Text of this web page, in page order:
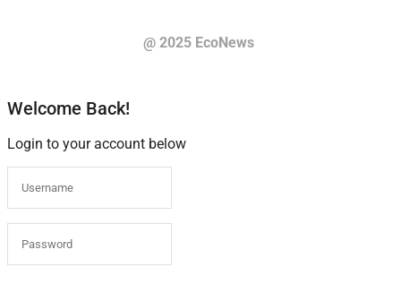
@ 2025 EcoNews
Welcome Back!
Login to your account below